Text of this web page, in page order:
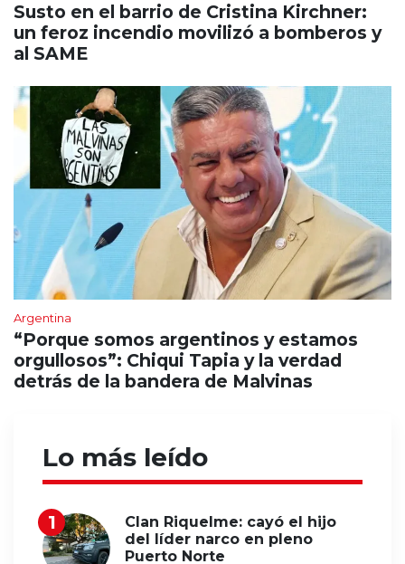
Susto en el barrio de Cristina Kirchner:
un feroz incendio movilizó a bomberos y
al SAME
Argentina
“Porque somos argentinos y estamos
orgullosos”: Chiqui Tapia y la verdad
detrás de la bandera de Malvinas
Lo más leído
Clan Riquelme: cayó el hijo
del líder narco en pleno
Puerto Norte